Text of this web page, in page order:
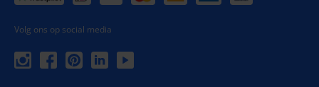
met uw auto naar de parkeerplaats, waardoor u niet kunt
zien waar uw auto precies geparkeerd zal worden. Wel is
alleen werken met gecertificeerde chauffeurs.
Volg ons op social media